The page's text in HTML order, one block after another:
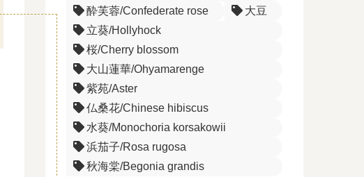
酔芙蓉/Confederate rose
大豆
立葵/Hollyhock
桜/Cherry blossom
大山蓮華/Ohyamarenge
紫苑/Aster
仏桑花/Chinese hibiscus
水葵/Monochoria korsakowii
浜茄子/Rosa rugosa
秋海棠/Begonia grandis